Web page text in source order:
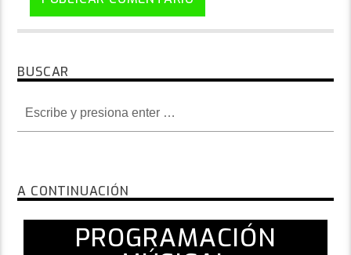
BUSCAR
A CONTINUACIÓN
PROGRAMACIÓN